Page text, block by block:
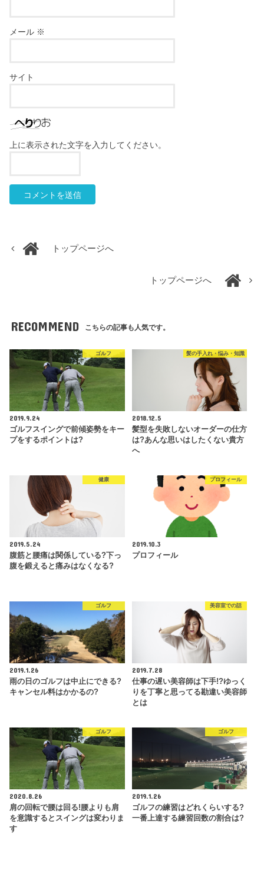
メール ※
サイト
上に表示された文字を入力してください。
トップページへ
トップページへ
RECOMMEND こちらの記事も人気です。
ゴルフ
2019.9.24
ゴルフスイングで前傾姿勢をキー
プをするポイントは?
髪の手入れ・悩み・知識
2018.12.5
髪型を失敗しないオーダーの仕方
は?あんな思いはしたくない貴方
へ
健康
2019.5.24
腹筋と腰痛は関係している?下っ
腹を鍛えると痛みはなくなる?
プロフィール
2019.10.3
プロフィール
ゴルフ
2019.1.26
雨の日のゴルフは中止にできる?
キャンセル料はかかるの?
美容室での話
2019.7.28
仕事の遅い美容師は下手!?ゆっく
りを丁寧と思ってる勘違い美容師
とは
ゴルフ
2020.8.26
肩の回転で腰は回る!腰よりも肩
を意識するとスイングは変わりま
す
ゴルフ
2019.1.26
ゴルフの練習はどれくらいする?
一番上達する練習回数の割合は?